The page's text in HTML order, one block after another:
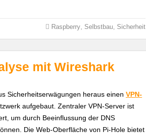
Raspberry, Selbstbau, Sicherheit
mit Wireshark
Sicherheitserwägungen heraus einen VPN-
aufgebaut. Zentraler VPN-Server ist
um durch Beeinflussung der DNS
Die Web-Oberfläche von Pi-Hole bietet